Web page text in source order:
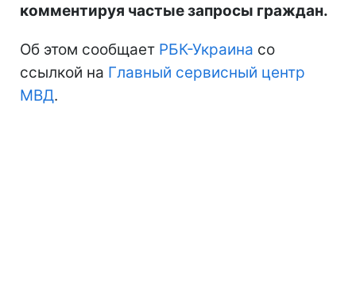
комментируя частые запросы граждан.
Об этом сообщает РБК-Украина со
ссылкой на Главный сервисный центр
МВД.